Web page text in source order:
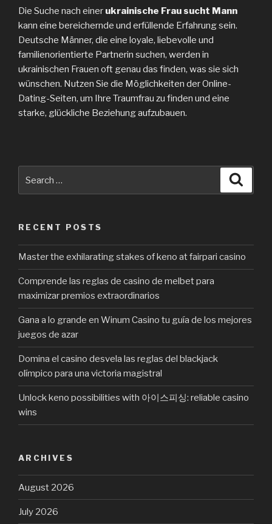
Die Suche nach einer ukrainische Frau sucht Mann
kann eine bereichernde und erfüllende Erfahrung sein.
Deutsche Männer, die eine loyale, liebevolle und
familienorientierte Partnerin suchen, werden in
ukrainischen Frauen oft genau das finden, was sie sich
wünschen. Nutzen Sie die Möglichkeiten der Online-
Dating-Seiten, um Ihre Traumfrau zu finden und eine
starke, glückliche Beziehung aufzubauen.
RECENT POSTS
Master the exhilarating stakes of keno at fairpari casino
Comprende las reglas de casino de melbet para
maximizar premios extraordinarios
Gana a lo grande en Winum Casino tu guía de los mejores
juegos de azar
Domina el casino desvela las reglas del blackjack
olímpico para una victoria magistral
Unlock keno possibilities with 아이스피싱: reliable casino
wins
ARCHIVES
August 2026
July 2026